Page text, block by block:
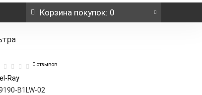
Корзина покупок: 0
0 отзывов
Ray
B1LW-02